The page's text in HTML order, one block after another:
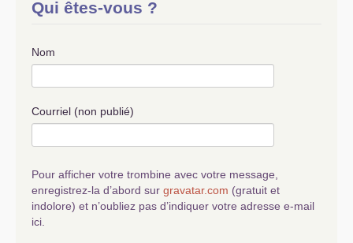
Qui êtes-vous ?
Nom
Courriel (non publié)
Pour afficher votre trombine avec votre message,
enregistrez-la d’abord sur gravatar.com (gratuit et
indolore) et n’oubliez pas d’indiquer votre adresse e-mail
ici.